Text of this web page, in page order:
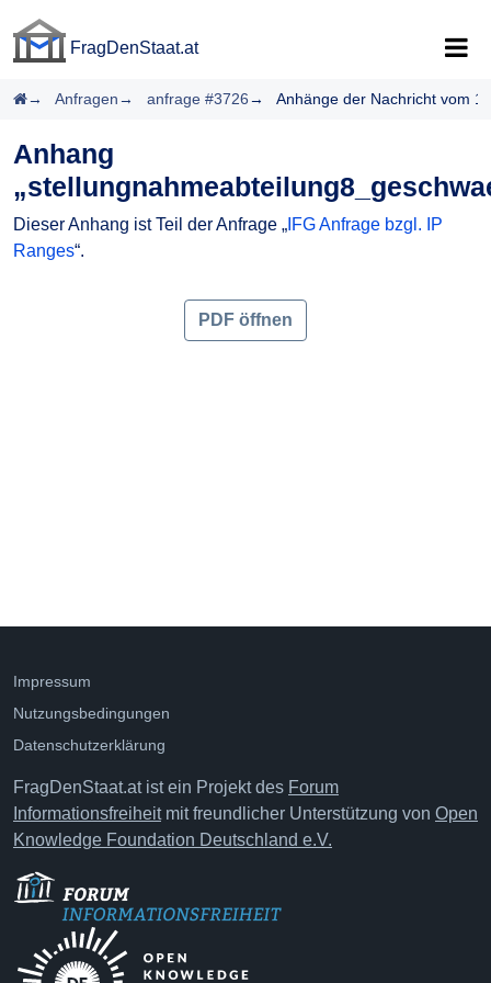
FragDenStaat.at
Startseite
Anfragen anfrage #3726 Anhänge der Nachricht vom
Anhang
Dieser Anhang ist Teil der Anfrage „ IFG Anfrage bzgl. IP
Ranges“.
PDF öffnen
Impressum
Nutzungsbedingungen
Datenschutzerklärung
FragDenStaat.at ist ein Projekt des Forum
Informationsfreiheitmit freundlicher Unterstützung von Open
Knowledge Foundation Deutschland e.V.